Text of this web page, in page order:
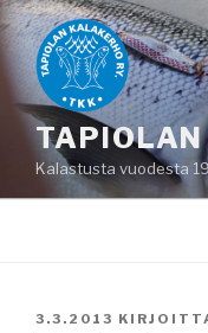
Siirry
sisältöön
Kalastusta vuodesta
JULKAISTU
3.3.2013